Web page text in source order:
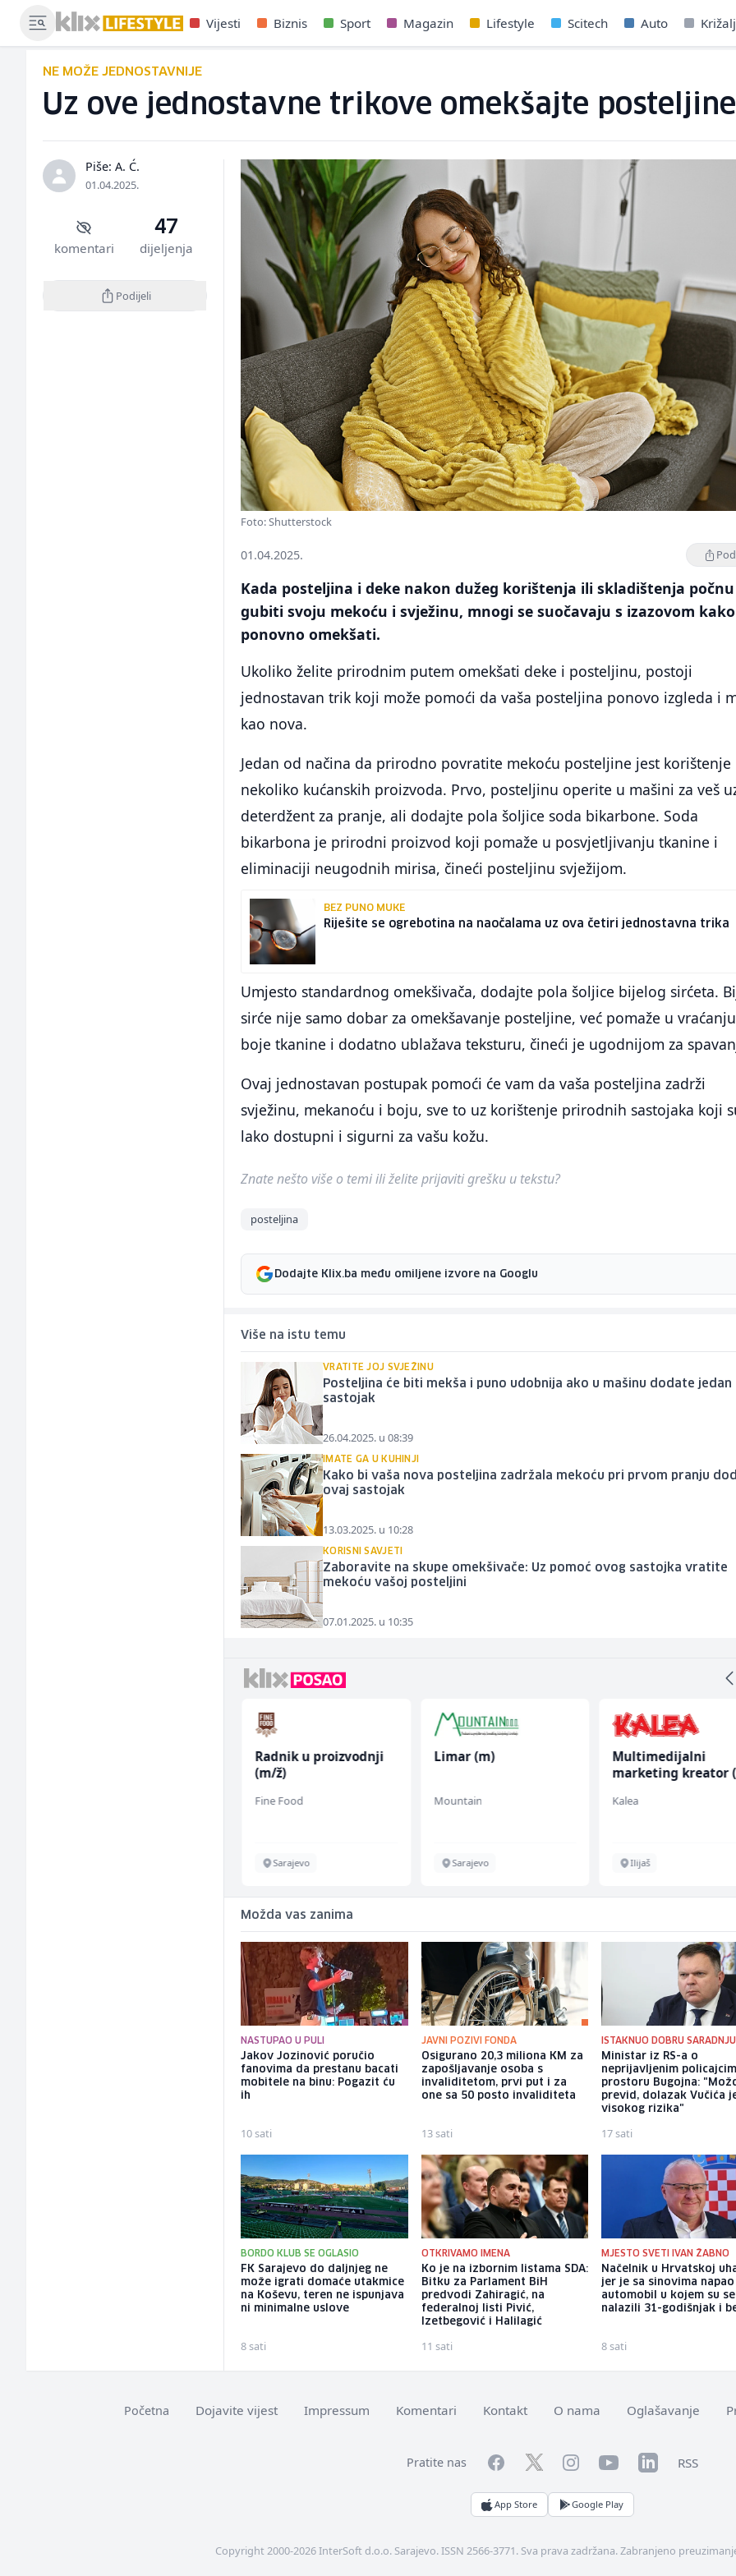
Vijesti Biznis Sport Magazin Lifestyle Scitech Auto
NE MOŽE JEDNOSTAVNIJE
Uz ove jednostavne trikove omekšajte
Piše: A. Ć.
01.04.2025.
komentari
47
dijeljenja
Podijeli
Foto: Shutterstock
01.04.2025.
Kada posteljina i deke nakon dužeg korištenja ili skladištenja počnu
gubiti svoju mekoću i svježinu, mnogi se suočavaju s izazovom
ponovno omekšati.
Ukoliko želite prirodnim putem omekšati deke i posteljinu, postoji
jednostavan trik koji može pomoći da vaša posteljina ponovo izgleda i
kao nova.
Jedan od načina da prirodno povratite mekoću posteljine jest korištenje
nekoliko kućanskih proizvoda. Prvo, posteljinu operite u mašini za veš
deterdžent za pranje, ali dodajte pola šoljice soda bikarbone. Soda
bikarbona je prirodni proizvod koji pomaže u posvjetljivanju tkanine i
eliminaciji neugodnih mirisa, čineći posteljinu svježijom.
BEZ PUNO MUKE
Riješite se ogrebotina na naočalama uz ova četiri jednostavna trika
Umjesto standardnog omekšivača, dodajte pola šoljice bijelog sirćeta.
sirće nije samo dobar za omekšavanje posteljine, već pomaže u vraćanju
boje tkanine i dodatno ublažava teksturu, čineći je ugodnijom za
Ovaj jednostavan postupak pomoći će vam da vaša posteljina zadrži
svježinu, mekanoću i boju, sve to uz korištenje prirodnih sastojaka koji
lako dostupni i sigurni za vašu kožu.
Znate nešto više o temi ili želite prijaviti grešku u tekstu?
posteljina
Dodajte Klix.ba među omiljene izvore na Googlu
Više na istu temu
VRATITE JOJ SVJEŽINU
Posteljina će biti mekša i puno udobnija ako u mašinu dodate jedan
sastojak
26.04.2025. u 08:39
IMATE GA U KUHINJI
Kako bi vaša nova posteljina zadržala mekoću pri prvom pranju
ovaj sastojak
13.03.2025. u 10:28
KORISNI SAVJETI
Zaboravite na skupe omekšivače: Uz pomoć ovog sastojka vratite
mekoću vašoj posteljini
07.01.2025. u 10:35
Radnik u proizvodnji
(m/ž)
Fine Food
Sarajevo
Limar (m)
Mountain
Sarajevo
Multimedijalni
marketing kreator
Kalea
Ilijaš
Možda vas zanima
NASTUPAO U PULI
Jakov Jozinović poručio
fanovima da prestanu bacati
mobitele na binu: Pogazit ću
ih
10 sati
JAVNI POZIVI FONDA
Osigurano 20,3 miliona KM za
zapošljavanje osoba s
invaliditetom, prvi put i za
one sa 50 posto invaliditeta
13 sati
ISTAKNUO DOBRU SARADNJU
Ministar iz RS-a o
neprijavljenim
prostoru Bugojna:
previd, dolazak Vučića
visokog rizika"
17 sati
BORDO KLUB SE OGLASIO
FK Sarajevo do daljnjeg ne
može igrati domaće utakmice
na Koševu, teren ne ispunjava
ni minimalne uslove
8 sati
OTKRIVAMO IMENA
Ko je na izbornim listama SDA:
Bitku za Parlament BiH
predvodi Zahiragić, na
federalnoj listi Pivić,
Izetbegović i Halilagić
11 sati
MJESTO SVETI IVAN ŽABNO
Načelnik u Hrvatskoj
jer je sa sinovima napao
automobil u kojem su se
nalazili 31-godišnjak i
8 sati
Početna Dojavite vijest Impressum Komentari Kontakt O nama Oglašavanje
Pratite nas FacebookTwitterInstagramYouTubeLinkedInRSS
App Store Google Play
Copyright 2000-2026 InterSoft d.o.o. Sarajevo. ISSN 2566-3771. Sva prava zadržana. Zabranjeno